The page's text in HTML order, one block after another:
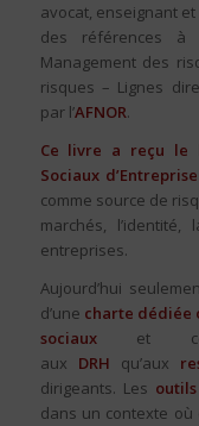
avocat, enseignant
des références à
Management des
risques – Lignes
par l’AFNOR.
Ce livre a reçu le
Sociaux d’Entreprise
comme source de
marchés,
entreprises.
Aujourd’hui
d’une charte dédiée
sociauxet cet
aux DRH qu’aux
dirigeants. Les
dans un contexte où